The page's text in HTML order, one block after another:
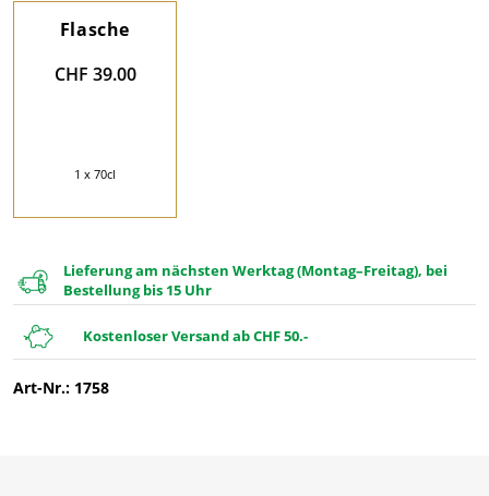
Flasche
CHF 39.00
1 x 70cl
Lieferung am nächsten Werktag (Montag–Freitag), bei
Bestellung bis 15 Uhr
Kostenloser Versand ab CHF 50.-
Art-Nr.: 1758